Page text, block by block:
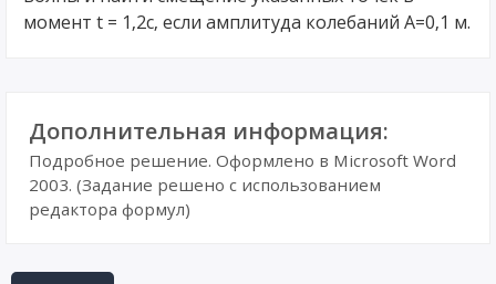
момент t = 1,2с, если амплитуда колебаний А=0,1 м.
Дополнительная информация:
Подробное решение. Оформлено в Microsoft Word
2003. (Задание решено с использованием
редактора формул)